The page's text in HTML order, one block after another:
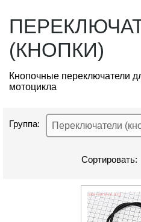
(КНОПКИ)
Кнопочные переключатели
мотоцикла
Группа:
Сортировать: